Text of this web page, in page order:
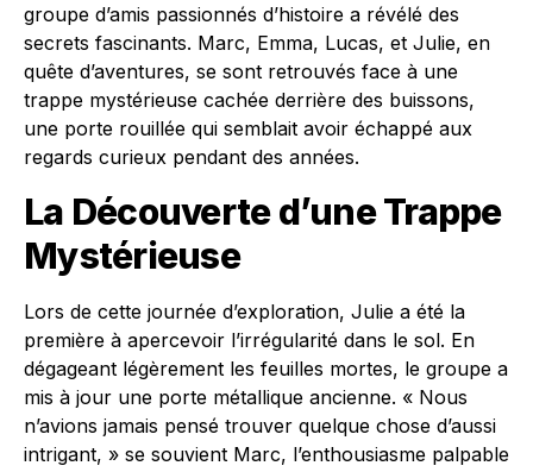
groupe d’amis passionnés d’histoire a révélé des
secrets fascinants. Marc, Emma, Lucas, et Julie, en
quête d’aventures, se sont retrouvés face à une
trappe mystérieuse cachée derrière des buissons,
une porte rouillée qui semblait avoir échappé aux
regards curieux pendant des années.
La Découverte d’une Trappe
Mystérieuse
Lors de cette journée d’exploration, Julie a été la
première à apercevoir l’irrégularité dans le sol. En
dégageant légèrement les feuilles mortes, le groupe a
mis à jour une porte métallique ancienne. « Nous
n’avions jamais pensé trouver quelque chose d’aussi
intrigant, » se souvient Marc, l’enthousiasme palpable